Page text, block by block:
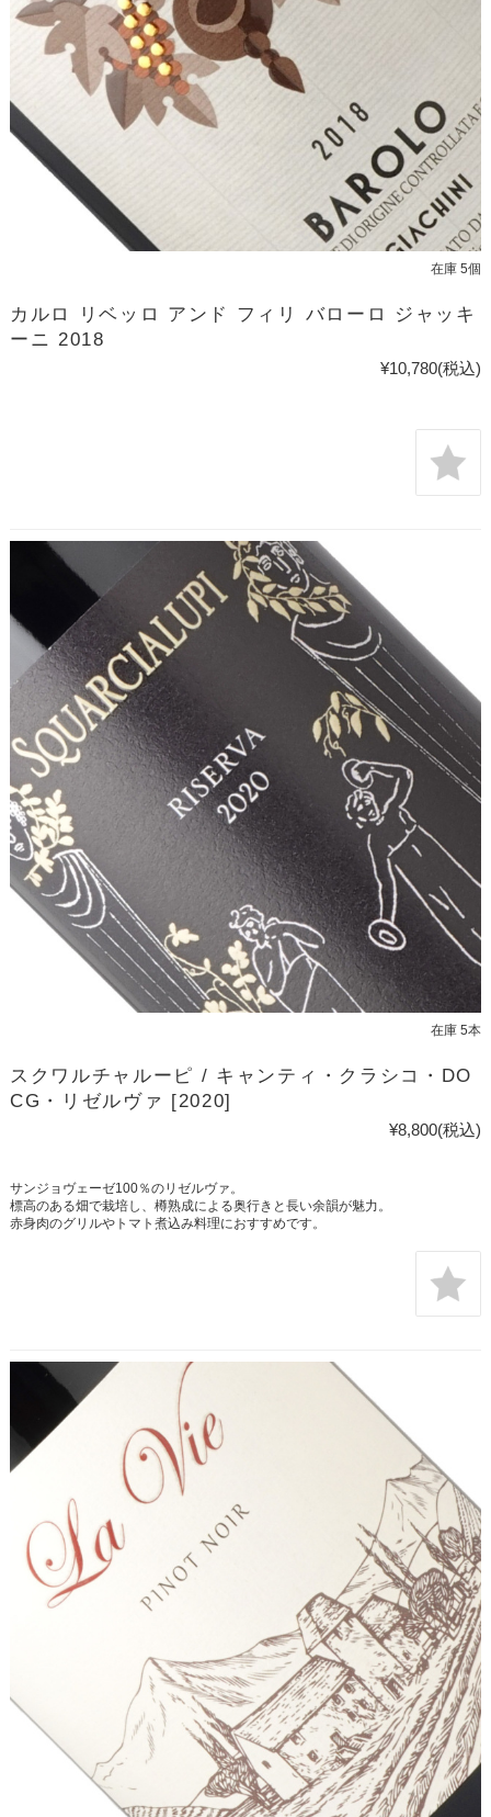
在庫 5個
カルロ リベッロ アンド フィリ バローロ ジャッキ
ーニ 2018
¥10,780(税込)
在庫 5本
スクワルチャルーピ / キャンティ・クラシコ・DO
CG・リゼルヴァ [2020]
¥8,800(税込)
サンジョヴェーゼ100％のリゼルヴァ。
標高のある畑で栽培し、樽熟成による奥行きと長い余韻が魅力。
赤身肉のグリルやトマト煮込み料理におすすめです。